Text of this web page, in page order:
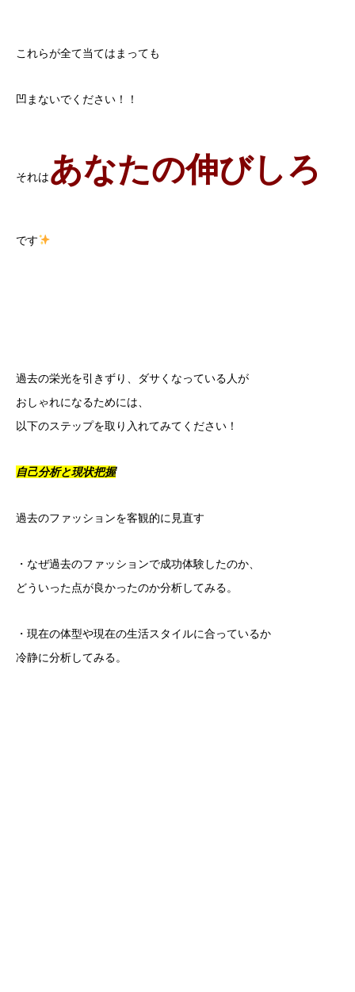
これらが全て当てはまっても
凹まないでください！！
それはあなたの伸びしろ
です
過去の栄光を引きずり、ダサくなっている人が
おしゃれになるためには、
以下のステップを取り入れてみてください！
自己分析と現状把握
過去のファッションを客観的に見直す
・なぜ過去のファッションで成功体験したのか、
どういった点が良かったのか分析してみる。
・現在の体型や現在の生活スタイルに合っているか
冷静に分析してみる。